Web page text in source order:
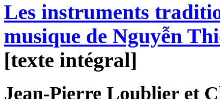
Les instruments
musique de Nguyễn
[texte intégral]
Jean-Pierre Loublier et